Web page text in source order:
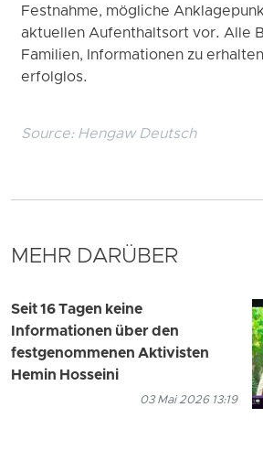
Festnahme, mögliche
aktuellen Aufenthaltsort vor. Alle
Familien, Informationen zu
erfolglos.
Source: Hengaw Deutsch
MEHR DARÜBER
Seit 16 Tagen keine
Informationen über den
festgenommenen Aktivisten
Hemin Hosseini
03 Mai 2026 13:19